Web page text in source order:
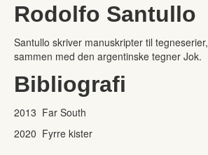
Rodolfo Santullo
Santullo skriver manuskripter til
sammen med den argentinske tegner Jok.
Bibliografi
2013 Far South
2020 Fyrre kister